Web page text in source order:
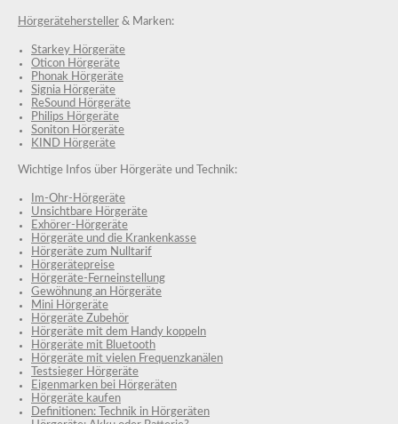
Hörgerätehersteller & Marken:
Starkey Hörgeräte
Oticon Hörgeräte
Phonak Hörgeräte
Signia Hörgeräte
ReSound Hörgeräte
Philips Hörgeräte
Soniton Hörgeräte
KIND Hörgeräte
Wichtige Infos über Hörgeräte und Technik:
Im-Ohr-Hörgeräte
Unsichtbare Hörgeräte
Exhörer-Hörgeräte
Hörgeräte und die Krankenkasse
Hörgeräte zum Nulltarif
Hörgerätepreise
Hörgeräte-Ferneinstellung
Gewöhnung an Hörgeräte
Mini Hörgeräte
Hörgeräte Zubehör
Hörgeräte mit dem Handy koppeln
Hörgeräte mit Bluetooth
Hörgeräte mit vielen Frequenzkanälen
Testsieger Hörgeräte
Eigenmarken bei Hörgeräten
Hörgeräte kaufen
Definitionen: Technik in Hörgeräten